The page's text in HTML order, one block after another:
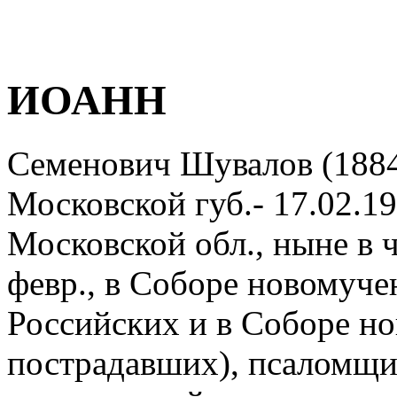
ИОАНН
Семенович Шувалов
Московской губ.-
Московской обл., ныне в
февр., в Соборе
Российских и в Соборе
пострадавших),